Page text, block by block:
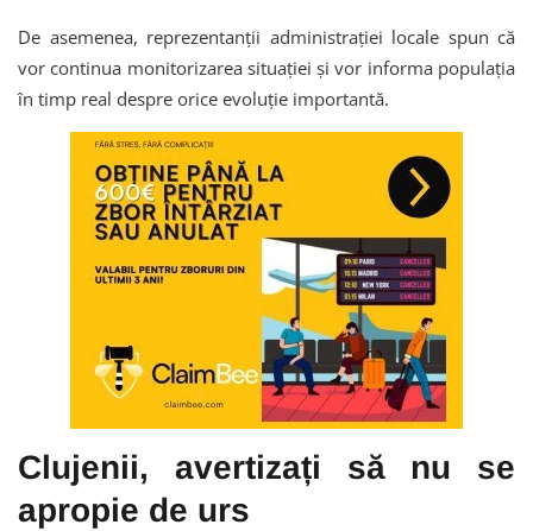
De asemenea, reprezentanții administrației locale spun că
vor continua monitorizarea situației și vor informa populația
în timp real despre orice evoluție importantă.
Clujenii, avertizați să nu se
apropie de urs